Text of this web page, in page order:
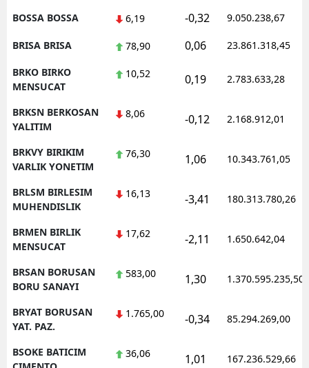
BOSSA BOSSA 6,19 -0,32 9.050.238,67
BRISA BRISA 78,90 0,06 23.861.318,45
BRKO BIRKO
MENSUCAT
10,52 0,19 2.783.633,28
BRKSN BERKOSAN
YALITIM
8,06 -0,12 2.168.912,01
BRKVY BIRIKIM
VARLIK YONETIM
76,30 1,06 10.343.761,05
BRLSM BIRLESIM
MUHENDISLIK
16,13 -3,41 180.313.780,26
BRMEN BIRLIK
MENSUCAT
17,62 -2,11 1.650.642,04
BRSAN BORUSAN
BORU SANAYI
583,00 1,30 1.370.595.235,50
BRYAT BORUSAN
YAT. PAZ.
1.765,00 -0,34 85.294.269,00
BSOKE BATICIM
36,06 1,01 167.236.529,66